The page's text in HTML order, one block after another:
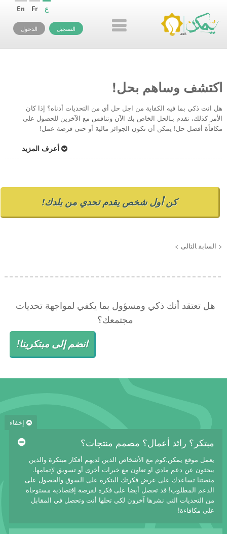
En Fr ع
التسجيل الدخول
اكتشف وساهم بحل!
هل انت ذكي بما فيه الكفاية من اجل حل أي من التحديات أدناه؟ إذا كان
الأمر كذلك، تقدم بـالحل الخاص بك الآن وتنافس مع الآخرين للحصول على
مكافأة أفضل حل! يمكن أن تكون الجوائز مالية أو حتى فرصة عمل!
أعرف المزيد
كن أول شخص يقدم تحدي من بلدك!
< السابق التالى >
هل تعتقد أنك ذكي ومسؤول بما يكفي لمواجهة تحديات
مجتمعك؟
انضم إلى مبتكرينا!
إخفاء
مبتكر؟ رائد أعمال؟ مصمم منتجات؟
يعمل موقع يمكن.كوم مع الأشخاص الذين لديهم أفكار مبتكرة والذين
يبحثون عن دعم مادي او تعاون مع خبرات أخرى أو تسويق لإتمامها.
منصتنا تساعدك على عرض فكرتك البتكرة على السوق والحصول على
الدعم المطلوب! قد تحصل أيضا على فكرة لفرصة إقتصادية مستوحاة
من التحديات التي نشرها آخرون لكي تحلها أنت وتحصل في المقابل
على مكافاءة!